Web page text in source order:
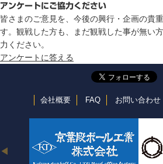
アンケートにご協力ください
皆さまのご意見を、今後の興行・企画の貴
す。観戦した方も、まだ観戦した事が無い
力ください。
アンケートに答える
会社概要 FAQ お問い合わせ